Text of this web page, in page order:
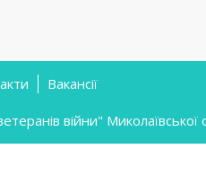
Вакансії
війни"